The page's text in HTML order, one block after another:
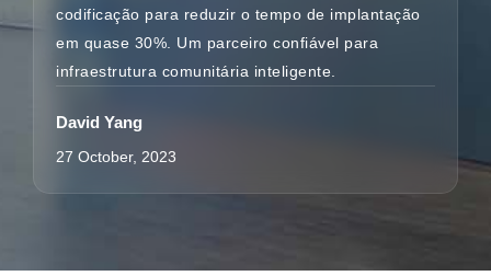
codificação para reduzir o tempo de implantação
em quase 30%. Um parceiro confiável para
infraestrutura comunitária inteligente.
David Yang
27 October, 2023